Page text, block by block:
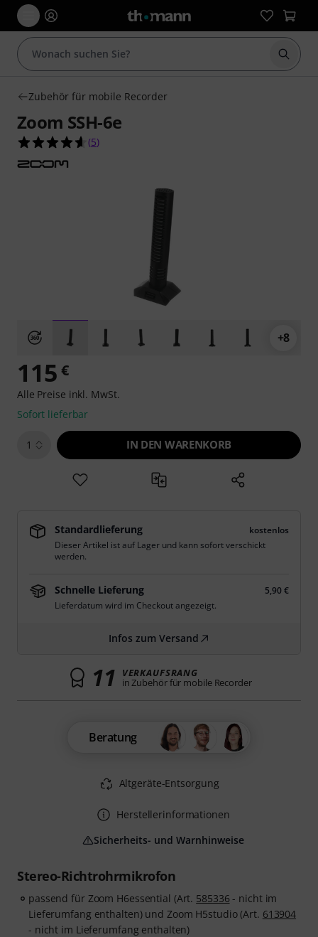
Suche
Zubehör für mobile Recorder
Zoom SSH-6e
4.6 von 5 Sternen aus 5 Kundenbewertungen
(5)
+8
Stereo-Richtrohrmikrofon
passend für Zoom H6essential (Art. 585336 - nicht im
Lieferumfang enthalten) und Zoom H5studio (Art. 613904
- nicht im Lieferumfang enthalten)
115 €
Alle Preise inkl. MwSt.
Sofort lieferbar
1 IN DEN WARENKORB
Standardlieferung
kostenlos
Dieser Artikel ist auf Lager und kann sofort verschickt
werden.
Schnelle Lieferung
5,90 €
Lieferdatum wird im Checkout angezeigt.
Infos zum Versand
11 VERKAUFSRANG
in Zubehör für mobile Recorder
Beratung
Altgeräte-Entsorgung
Herstellerinformationen
Sicherheits- und Warnhinweise